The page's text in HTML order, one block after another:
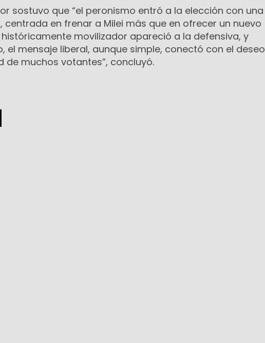
sostuvo que “el peronismo entró a la elección con una
centrada en frenar a Milei más que en ofrecer un nuevo
movilizador apareció a la defensiva, y
el mensaje liberal, aunque simple, conectó con el deseo
de muchos votantes”, concluyó.